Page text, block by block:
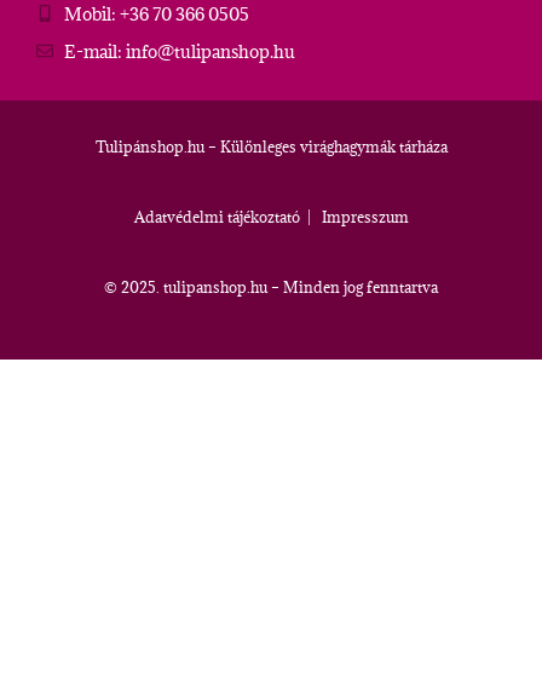
Mobil: +36 70 366 0505
E-mail: info@tulipanshop.hu
Tulipánshop.hu – Különleges virághagymák tárháza
Adatvédelmi tájékoztató| Impresszum
© 2025. tulipanshop.hu – Minden jog fenntartva